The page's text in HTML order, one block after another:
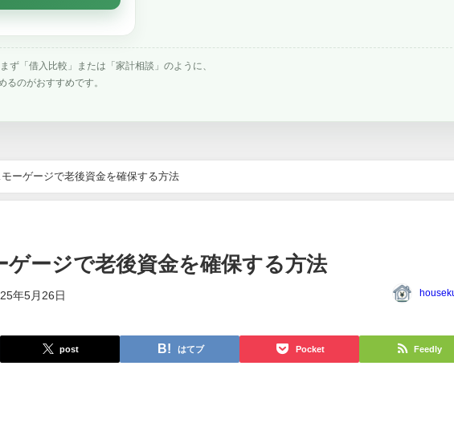
「借入比較」または「家計相談」のように、
るのがおすすめです。
モーゲージで老後資金を確保する方法
ゲージで老後資金を確保する方法
年5月26日
post はてブ Pocket Feedly